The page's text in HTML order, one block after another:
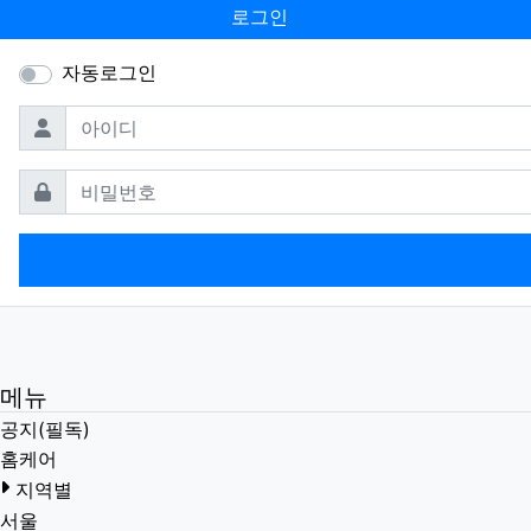
로그인
자동로그인
아이디
필수
비밀번호필수
메뉴
공지(필독)
홈케어
지역별
서울